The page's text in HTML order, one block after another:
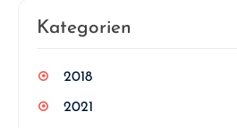
Kategorien
2018
2021